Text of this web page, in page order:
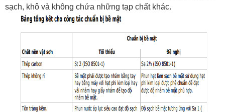
sạch, khô và không chứa những tạp chất khác.